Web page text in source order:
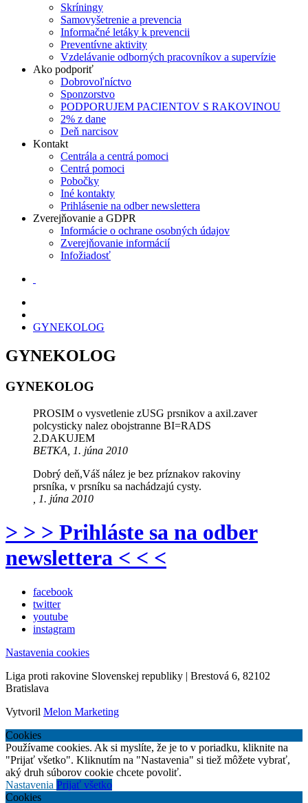
Skríningy
Samovyšetrenie a prevencia
Informačné letáky k prevencii
Preventívne aktivity
Vzdelávanie odborných pracovníkov a supervízie
Ako podporiť
Dobrovoľníctvo
Sponzorstvo
PODPORUJEM PACIENTOV S RAKOVINOU
2% z dane
Deň narcisov
Kontakt
Centrála a centrá pomoci
Centrá pomoci
Pobočky
Iné kontakty
Prihlásenie na odber newslettera
Zverejňovanie a GDPR
Informácie o ochrane osobných údajov
Zverejňovanie informácií
Infožiadosť
GYNEKOLOG
GYNEKOLOG
GYNEKOLOG
PROSIM o vysvetlenie zUSG prsnikov a axil.zaver
polcysticky nalez obojstranne BI=RADS
2.DAKUJEM
BETKA, 1. júna 2010
Dobrý deň,Váš nález je bez príznakov rakoviny
prsníka, v prsníku sa nachádzajú cysty.
, 1. júna 2010
> > > Prihláste sa na odber
newslettera < < <
facebook
twitter
youtube
instagram
Nastavenia cookies
Liga proti rakovine Slovenskej republiky | Brestová 6, 82102
Bratislava
Vytvoril Melon Marketing
Cookies
Používame cookies. Ak si myslíte, že je to v poriadku, kliknite na
"Prijať všetko". Kliknutím na "Nastavenia" si tiež môžete vybrať,
aký druh súborov cookie chcete povoliť.
Nastavenia Prijať všetko
Cookies